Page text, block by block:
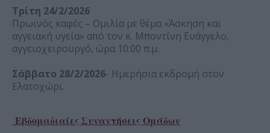
Τρίτη 24/2/2026
Πρωινός καφές – Ομιλία με θέμα «Άσκηση και
αγγειακή υγεία» από τον κ. Μποντίνη Ευάγγελο,
αγγειοχειρουργό, ώρα 10:00 π.μ.
Σάββατο 28/2/2026- Ημερήσια εκδρομή στον
Ελατοχώρι.
Εβδομαδιαίες Συναντήσεις Ομάδων